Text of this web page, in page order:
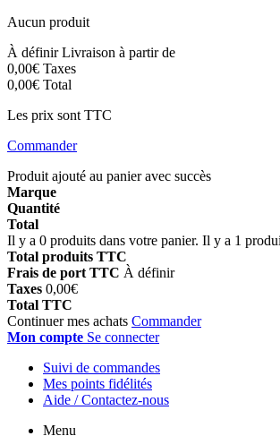
Aucun produit
À définirLivraison à partir de
0,00€ Taxes
0,00€ Total
Les prix sont TTC
Commander
Produit ajouté au panier avec succès
Marque
Quantité
Total
Il y a 0 produits dans votre panier. Il y a 1
Total produits TTC
Frais de port TTC À définir
Taxes 0,00€
Total TTC
Continuer mes achats Commander
Mon compte Se connecter
Suivi de commandes
Mes points fidélités
Aide / Contactez-nous
Menu